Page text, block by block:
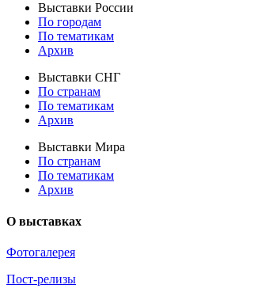
Выставки России
По городам
По тематикам
Архив
Выставки СНГ
По странам
По тематикам
Архив
Выставки Мира
По странам
По тематикам
Архив
О выставках
Фотогалерея
Пост-релизы